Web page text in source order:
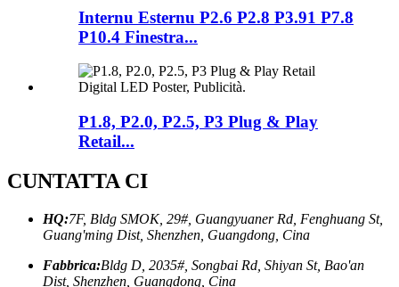
Internu Esternu P2.6 P2.8 P3.91 P7.8
P10.4 Finestra...
P1.8, P2.0, P2.5, P3 Plug & Play
Retail...
CUNTATTA CI
HQ:7F, Bldg SMOK, 29#, Guangyuaner Rd, Fenghuang St,
Guang'ming Dist, Shenzhen, Guangdong, Cina
Fabbrica:Bldg D, 2035#, Songbai Rd, Shiyan St, Bao'an
Dist, Shenzhen, Guangdong, Cina